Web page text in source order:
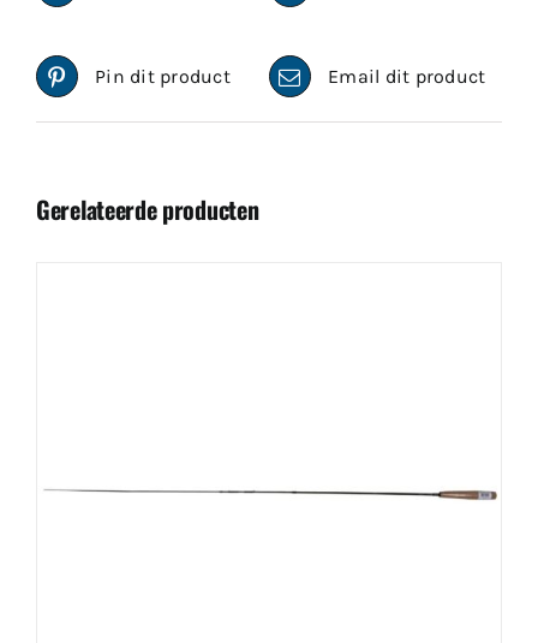
Pin dit product Email dit product
Gerelateerde producten